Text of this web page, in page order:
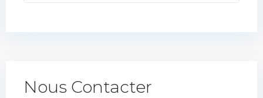
Nous Contacter